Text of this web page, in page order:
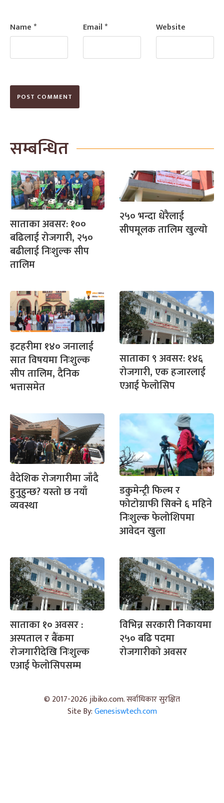
Name* Email* Website
सम्बन्धित
साताका अवसर: १००
बढिलाई रोजगारी, २५०
बढीलाई निःशुल्क सीप
तालिम
२५० भन्दा धेरैलाई
सीपमूलक तालिम खुल्यो
इटहरीमा १४० जनालाई
सात विषयमा निःशुल्क
सीप तालिम, दैनिक
भत्तासमेत
साताका ९ अवसर: १४६
रोजगारी, एक हजारलाई
एआई फेलोसिप
वैदेशिक रोजगारीमा जाँदै
हुनुहुन्छ? यस्तो छ नयाँ
व्यवस्था
डकुमेन्ट्री फिल्म र
फोटोग्राफी सिक्ने ६ महिने
निःशुल्क फेलोशिपमा
आवेदन खुला
साताका १० अवसर :
अस्पताल र बैंकमा
रोजगारीदेखि निःशुल्क
एआई फेलोसिपसम्म
विभिन्न सरकारी निकायमा
२५० बढि पदमा
रोजगारीको अवसर
© 2017-2026 jibiko.com. सर्वाधिकार सुरक्षित
Site By:Genesiswtech.com